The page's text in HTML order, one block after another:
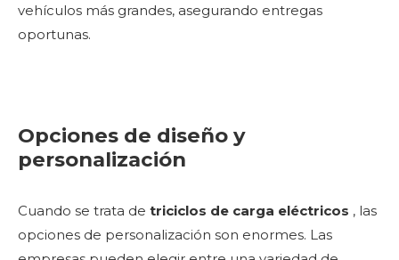
vehículos más grandes, asegurando entregas
oportunas.
Opciones de diseño y
personalización
Cuando se trata de triciclos de carga eléctricos , las
opciones de personalización son enormes. Las